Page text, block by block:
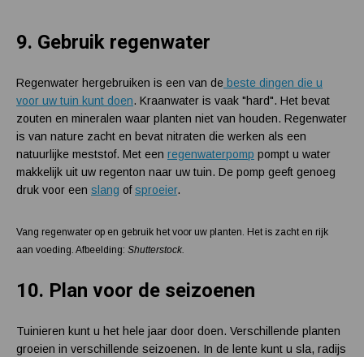
9. Gebruik regenwater
Regenwater hergebruiken is een van de beste dingen die u
voor uw tuin kunt doen. Kraanwater is vaak "hard". Het bevat
zouten en mineralen waar planten niet van houden. Regenwater
is van nature zacht en bevat nitraten die werken als een
natuurlijke meststof. Met een regenwaterpomp pompt u water
makkelijk uit uw regenton naar uw tuin. De pomp geeft genoeg
druk voor een slang ofsproeier.
Vang regenwater op en gebruik het voor uw planten. Het is zacht en rijk
aan voeding. Afbeelding: Shutterstock.
10. Plan voor de seizoenen
Tuinieren kunt u het hele jaar door doen. Verschillende planten
groeien in verschillende seizoenen. In de lente kunt u sla, radijs